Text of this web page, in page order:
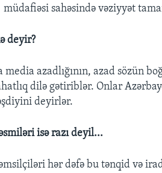
müdafiəsi sahəsində vəziyyət
deyir?
media azadlığının, azad sözün
dilə gətiriblər. Onlar
deyirlər.
isə razı deyil...
hər dəfə bu tənqid və